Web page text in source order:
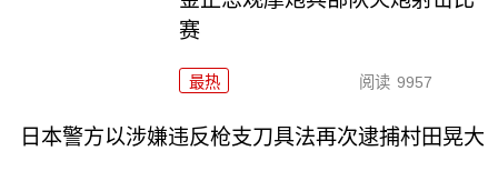
赛
最热 阅读 9957
日本警方以涉嫌违反枪支刀具法再次逮捕村田晃大